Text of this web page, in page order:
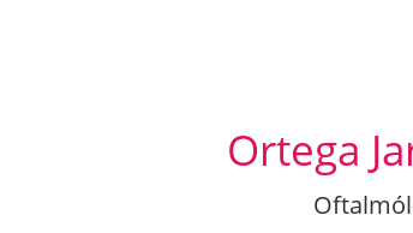
Ortega